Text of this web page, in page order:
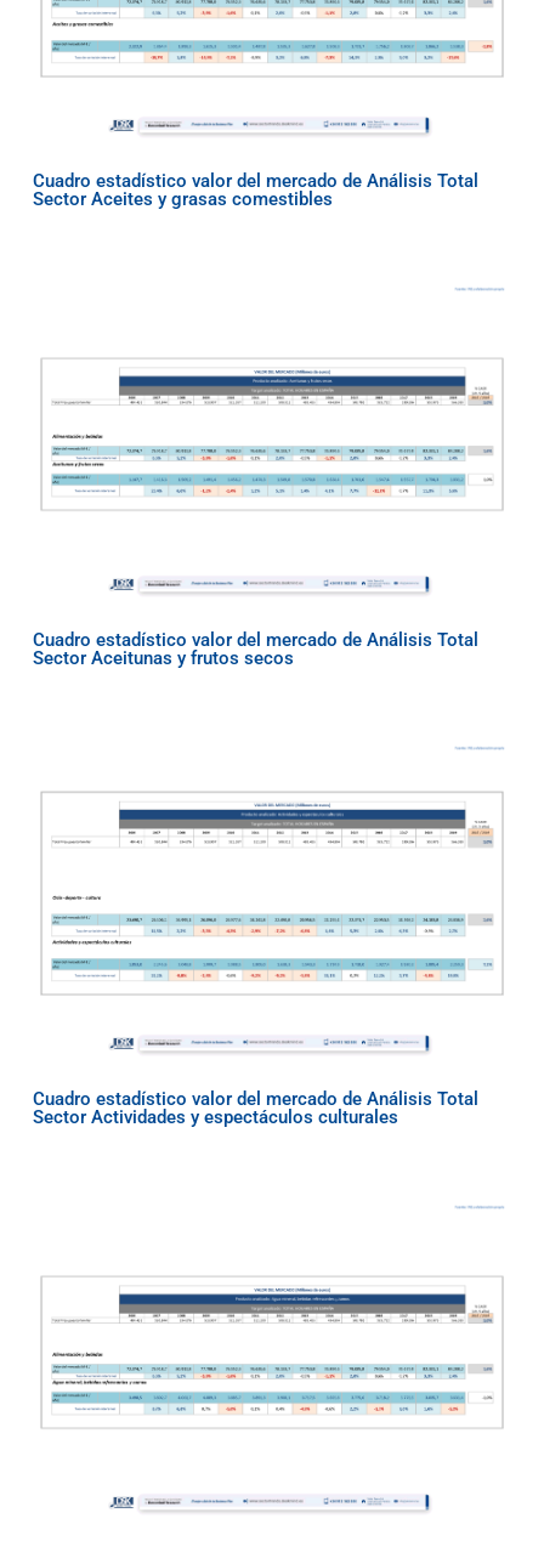
Cuadro estadístico valor del mercado de Análisis Total
Sector Aceites y grasas comestibles
Cuadro estadístico valor del mercado de Análisis Total
Sector Aceitunas y frutos secos
Cuadro estadístico valor del mercado de Análisis Total
Sector Actividades y espectáculos culturales